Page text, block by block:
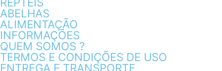
ABELHAS
ALIMENTAÇÃO
INFORMAÇÕES
QUEM SOMOS ?
TERMOS E CONDIÇÕES DE USO
ENTREGA E TRANSPORTE